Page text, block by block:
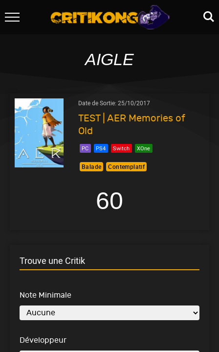
AIGLE
Date de Sortie: 25/10/2017
TEST | AER Memories of
Old
PC PS4 Switch XOne
Balade Contemplatif
60
Trouve une Critik
Note Minimale
Développeur